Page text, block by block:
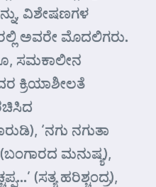
ವಿಶೇಷಣಗಳ
ಅವರೇ ಮೊದಲಿಗರು.
ಸಮಕಾಲೀನ
ಕ್ರಿಯಾಶೀಲತೆ
‘ನಗು ನಗುತಾ
ಮನುಷ್ಯ),
(ಸತ್ಯ ಹರಿಶ್ಚಂದ್ರ),